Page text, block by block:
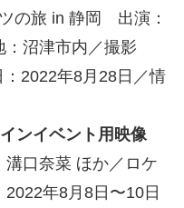
の旅 in 静岡 出演：
沼津市内／撮影
2022年8月28日／情
ンイベント用映像
口奈菜 ほか／ロケ
年8月8日〜10日